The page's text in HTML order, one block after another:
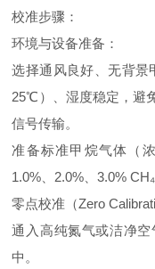
校准步骤：
‌环境与设备准备‌：
选择通风良好、无背景
25℃）、湿度稳定，避
信号传输。
准备标准甲烷气体（
1.0%、2.0%、3.0%
零点校准（Zero
通入‌高纯氮气或洁净
中。